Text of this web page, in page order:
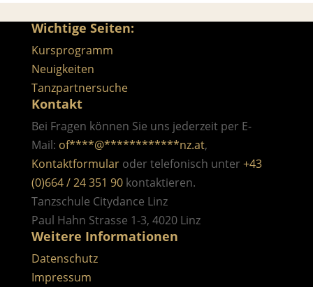
Wichtige Seiten:
Kursprogramm
Neuigkeiten
Tanzpartnersuche
Kontakt
Bei Fragen können Sie uns jederzeit per E-
Mail: of****@************nz.at,
Kontaktformularoder telefonisch unter +43
(0)664 / 24 351 90kontaktieren.
Tanzschule Citydance Linz
Paul Hahn Strasse 1-3, 4020 Linz
Weitere Informationen
Datenschutz
Impressum